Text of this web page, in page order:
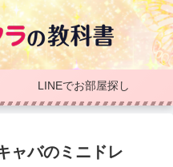
LINEでお部屋探し
ャバのミニドレ